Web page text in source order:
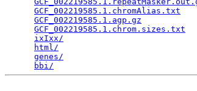
GCF_002219585.1.chromAlias.txt
GCF_002219585.1.agp.gz
GCF_002219585.1.chrom.sizes.txt
ixIxx/
html/
genes/
bbi/